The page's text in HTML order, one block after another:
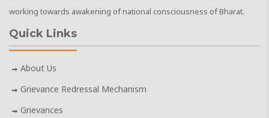
working towards awakening of national consciousness of Bharat.
Quick Links
About Us
Grievance Redressal Mechanism
Grievances